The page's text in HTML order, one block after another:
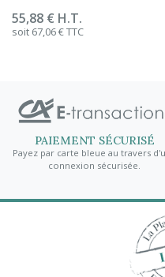
Prix
55,88 € H.T.
soit 67,06 € TTC
PAIEMENT SÉCURISÉ
Payez par carte bleue au travers
connexion sécurisée.